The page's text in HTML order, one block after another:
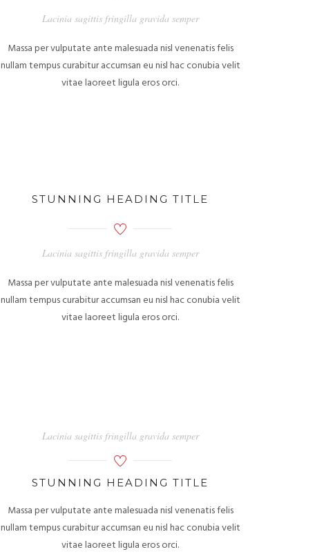
Lacinia sagittis fringilla gravida semper
Massa per vulputate ante malesuada nisl venenatis felis
nullam tempus curabitur accumsan eu nisl hac conubia velit
vitae laoreet ligula eros orci.
STUNNING HEADING TITLE
Lacinia sagittis fringilla gravida semper
Massa per vulputate ante malesuada nisl venenatis felis
nullam tempus curabitur accumsan eu nisl hac conubia velit
vitae laoreet ligula eros orci.
Lacinia sagittis fringilla gravida semper
STUNNING HEADING TITLE
Massa per vulputate ante malesuada nisl venenatis felis
nullam tempus curabitur accumsan eu nisl hac conubia velit
vitae laoreet ligula eros orci.